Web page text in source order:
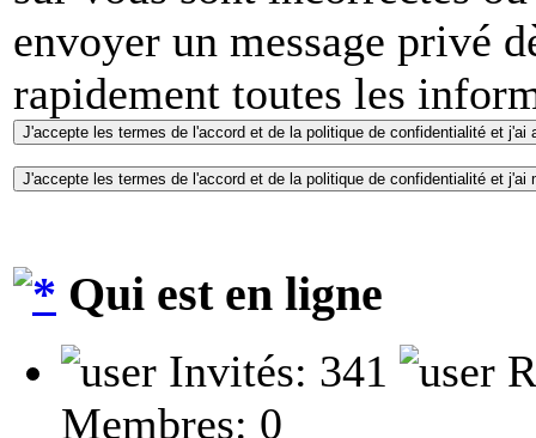
envoyer un message privé
rapidement toutes les
Qui est en ligne
Invités: 341
Membres: 0